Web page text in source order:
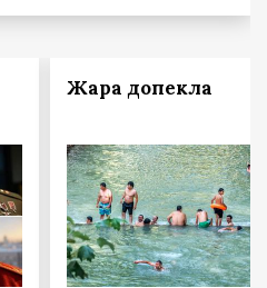
Жара допекла